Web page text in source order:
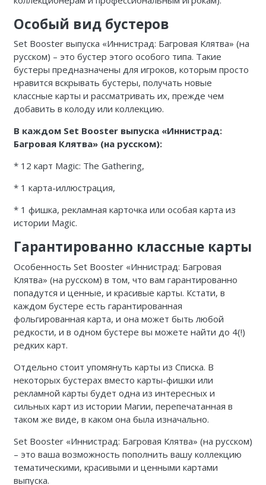
Особый вид бустеров
Set Booster выпуска «Иннистрад: Багровая Клятва» (на
русском) – это бустер этого особого типа. Такие
бустеры предназначены для игроков, которым просто
нравится вскрывать бустеры, получать новые
классные карты и рассматривать их, прежде чем
добавить в колоду или коллекцию.
В каждом Set Booster выпуска «Иннистрад:
Багровая Клятва» (на русском):
* 12 карт Magic: The Gathering,
* 1 карта-иллюстрация,
* 1 фишка, рекламная карточка или особая карта из
истории Magic.
Гарантированно классные карты
Особенность Set Booster «Иннистрад: Багровая
Клятва» (на русском) в том, что вам гарантированно
попадутся и ценные, и красивые карты. Кстати, в
каждом бустере есть гарантированная
фольгированная карта, и она может быть любой
редкости, и в одном бустере вы можете найти до 4(!)
редких карт.
Отдельно стоит упомянуть карты из Списка. В
некоторых бустерах вместо карты-фишки или
рекламной карты будет одна из интересных и
сильных карт из истории Магии, перепечатанная в
таком же виде, в каком она была изначально.
Set Booster «Иннистрад: Багровая Клятва» (на русском)
– это ваша возможность пополнить вашу коллекцию
тематическими, красивыми и ценными картами
выпуска.